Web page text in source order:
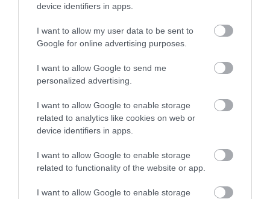
device identifiers in apps.
I want to allow my user data to be sent to
Google for online advertising purposes.
I want to allow Google to send me
personalized advertising.
I want to allow Google to enable storage
related to analytics like cookies on web or
device identifiers in apps.
I want to allow Google to enable storage
related to functionality of the website or app.
I want to allow Google to enable storage
Το evima.gr Αποκαλύπτει: Τρία
πυροσβεστικά οχήματα έφτασαν στην
Συντάξεις: Ποιοι θα πάρουν αύξηση το
2027 – Τα ποσά
07.08.2026 | 13:00
Σκύρος: Στάχτη πάνω από 1.000
στρέμματα στο Νησί – Νέες εικόνες
07.08.2026 | 12:45